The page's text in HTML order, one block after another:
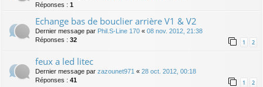
Réponses : 1
Echange bas de bouclier arrière V1 & V2
Dernier message par Phil.S-Line 170 « 08 nov. 2012, 21:38
Réponses : 32 1 2
feux a led litec
Dernier message par zazounet971 « 28 oct. 2012, 00:18
Réponses : 41 1 2